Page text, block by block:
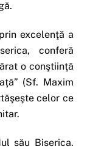
excelenţă a
conferă
o conştiinţă
(Sf. Maxim
celor ce
său Biserica.